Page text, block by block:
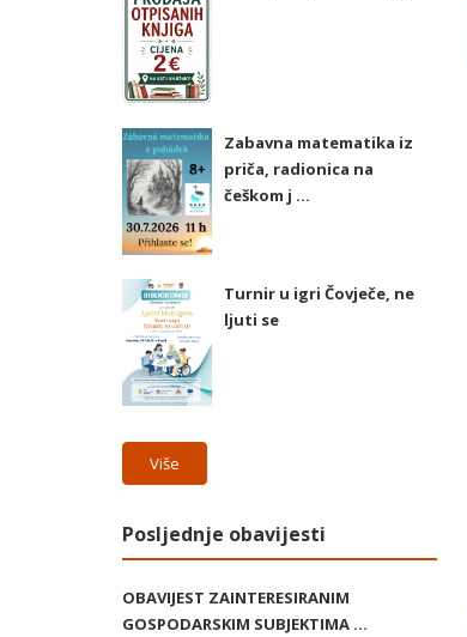
Zabavna matematika iz
priča, radionica na
češkom j ...
Turnir u igri Čovječe, ne
ljuti se
Više
Posljednje obavijesti
OBAVIJEST ZAINTERESIRANIM
GOSPODARSKIM SUBJEKTIMA ...